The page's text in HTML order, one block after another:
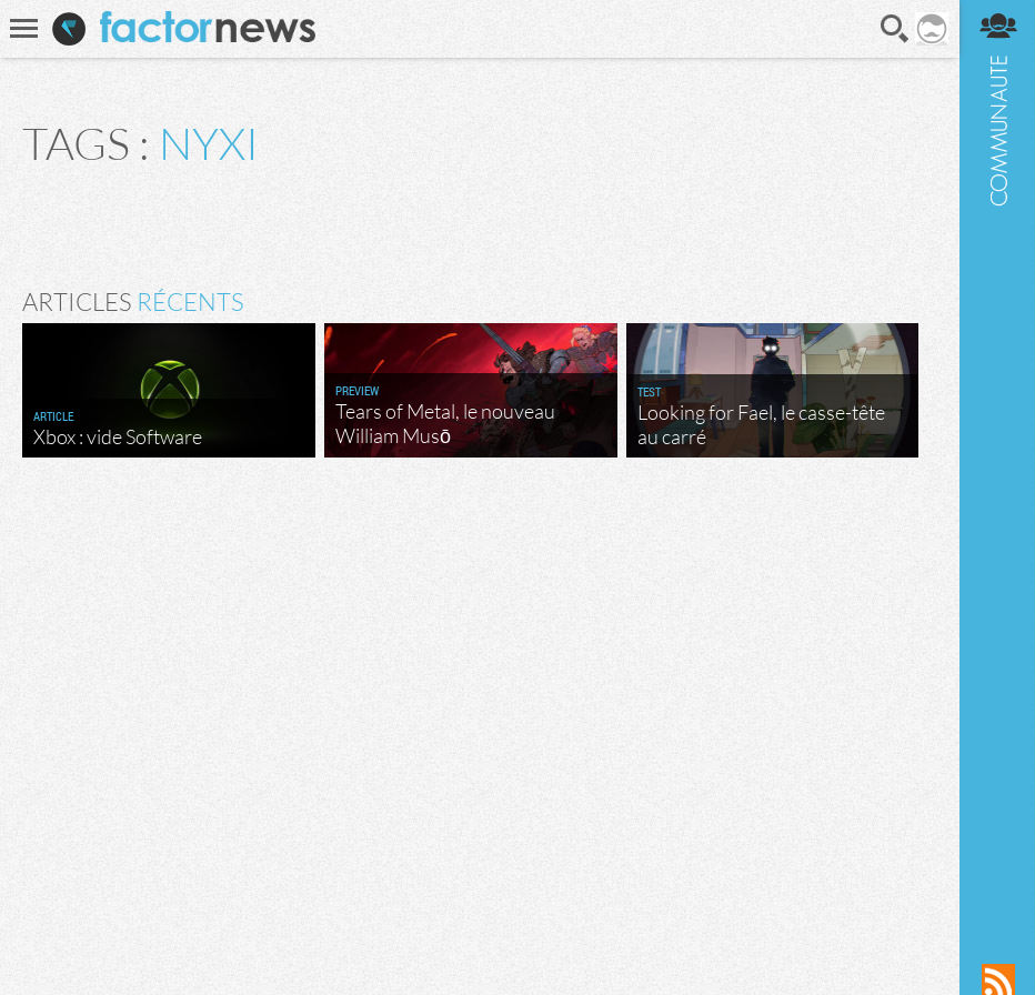
TAGS : NYXI
ARTICLES RÉCENTS
ARTICLE
Xbox : vide Software
PREVIEW
Tears of Metal, le nouveau
William Musō
TEST
Looking for Fael, le casse-tête
au carré
Digest